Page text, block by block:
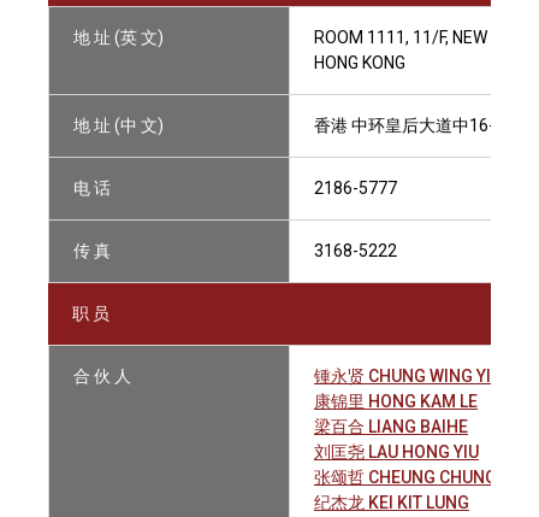
地 址 (英 文)
ROOM 1111, 11/F, NEW
HONG KONG
地 址 (中 文) 香港 中环皇后大道中16-18号
电 话 2186-5777
传 真 3168-5222
职 员
合 伙 人
锺永贤 CHUNG WING YIN
康锦里 HONG KAM LE
梁百合 LIANG BAIHE
刘匡尧 LAU HONG YIU
张颂哲 CHEUNG CHUNG
纪杰龙 KEI KIT LUNG